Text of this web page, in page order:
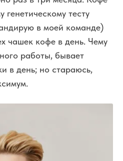
тесту
в моей команде)
чашек кофе в день. Чему
работы, бывает
в день; но стараюсь,